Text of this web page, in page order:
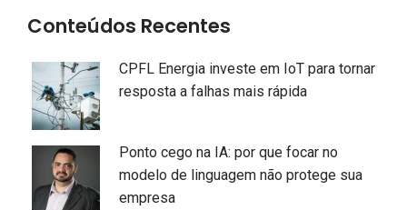
Conteúdos Recentes
CPFL Energia investe em IoT para tornar
resposta a falhas mais rápida
Ponto cego na IA: por que focar no
modelo de linguagem não protege sua
empresa